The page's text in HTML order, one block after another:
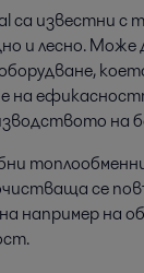
са известни с
и лесно. Може
на
на
се
например на